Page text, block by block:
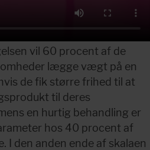
vil 60 procent af de
lægge vægt på en
de fik større frihed til at
til deres
en hurtig behandling er
hos 40 procent af
I den anden ende af skalaen